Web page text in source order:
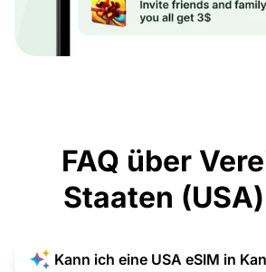
FAQ über
Staaten
Kann ich eine USA eSIM in